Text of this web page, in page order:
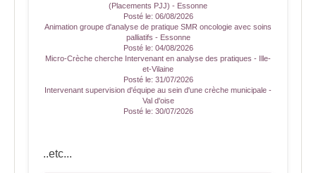
(Placements PJJ) - Essonne
Posté le: 06/08/2026
Animation groupe d'analyse de pratique SMR oncologie avec soins
palliatifs - Essonne
Posté le: 04/08/2026
Micro-Crèche cherche Intervenant en analyse des pratiques - Ille-
et-Vilaine
Posté le: 31/07/2026
Intervenant supervision d'équipe au sein d'une crèche municipale -
Val d'oise
Posté le: 30/07/2026
..etc...